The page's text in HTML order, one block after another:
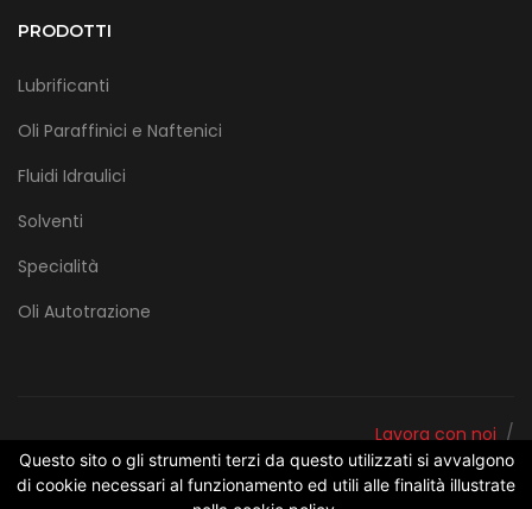
Questo sito o gli strumenti terzi da questo utilizzati si avvalgono
di cookie necessari al funzionamento ed utili alle finalità illustrate
PRODOTTI
Lubrificanti
Oli Paraffinici e Naftenici
Fluidi Idraulici
Solventi
Specialità
Oli Autotrazione
©Copyright 2026 • Powered by
Project Informatica
Lavora con noi /
Privacy policy /